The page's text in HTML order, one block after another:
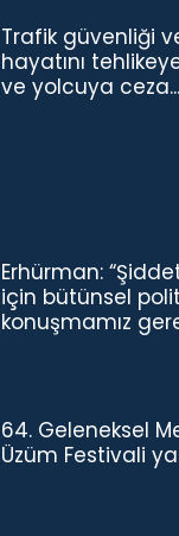
Trafik güvenliği
hayatını
ve yolcuya ceza...
Erhürman:
için bütünsel
konuşmamız
64. Geleneksel
Üzüm Festivali